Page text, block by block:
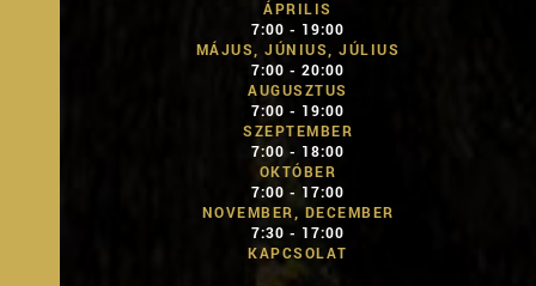
ÁPRILIS
7:00 - 19:00
MÁJUS, JÚNIUS, JÚLIUS
7:00 - 20:00
AUGUSZTUS
7:00 - 19:00
SZEPTEMBER
7:00 - 18:00
OKTÓBER
7:00 - 17:00
NOVEMBER, DECEMBER
7:30 - 17:00
KAPCSOLAT